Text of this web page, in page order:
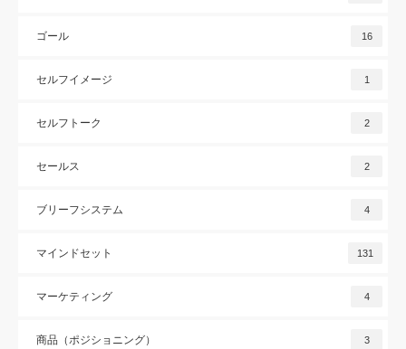
ゴール 16
セルフイメージ 1
セルフトーク 2
セールス 2
ブリーフシステム 4
マインドセット 131
マーケティング 4
商品（ポジショニング） 3